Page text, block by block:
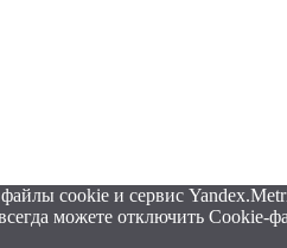
cookie и сервис
можете отключить Cookie-